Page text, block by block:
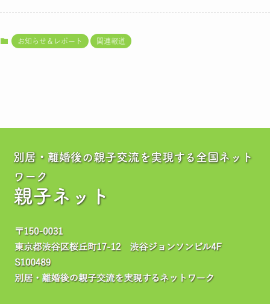
お知らせ＆レポート 関連報道
別居・離婚後の親子交流を実現する全国ネット
ワーク
親子ネット